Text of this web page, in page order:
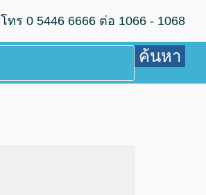
โทร 0 5446 6666 ต่อ 1066 - 1068
ค้นหา